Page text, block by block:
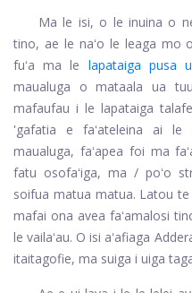
Ma le isi, o le inuina o
tino, ae le naʻo le leaga mo
fuʻa ma le lapataiga pusa
maualuga o mataala ua
mafaufau i le lapataiga
'gafatia e faʻateleina ai
maualuga, faʻapea foi ma
fatu osofaʻiga, ma / poʻo
soifua matua matua. Latou
mafai ona avea faʻamalosi
le vailaʻau. O isi aʻafiaga
itaitagofie, ma suiga i uiga